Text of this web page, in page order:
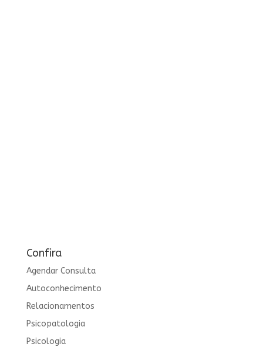
Confira
Agendar Consulta
Autoconhecimento
Relacionamentos
Psicopatologia
Psicologia